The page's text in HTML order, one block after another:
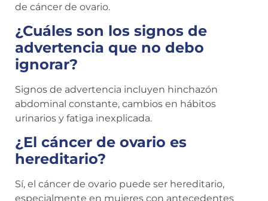
de cáncer de ovario.
¿Cuáles son los signos de
advertencia que no debo
ignorar?
Signos de advertencia incluyen hinchazón
abdominal constante, cambios en hábitos
urinarios y fatiga inexplicada.
¿El cáncer de ovario es
hereditario?
Sí, el cáncer de ovario puede ser hereditario,
especialmente en mujeres con antecedentes